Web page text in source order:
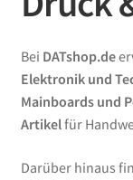
Bei DATshop.de
Elektronik und
Mainboards und
Artikelfür
Darüber hinaus